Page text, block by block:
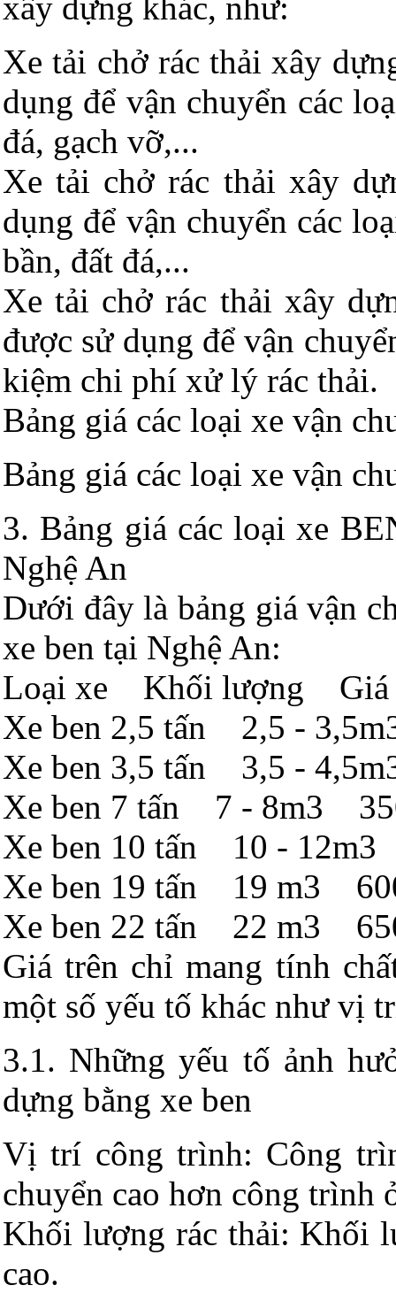
Xe tải chở rác thải xây
dụng để vận chuyển các
đá, gạch vỡ,...
Xe tải chở rác thải xây
dụng để vận chuyển các
bần, đất đá,...
Xe tải chở rác thải xây
được sử dụng để vận
kiệm chi phí xử lý rác thải.
Bảng giá các loại xe vận
Bảng giá các loại xe vận
3. Bảng giá các loại xe
Nghệ An
Dưới đây là bảng giá vận
xe ben tại Nghệ An:
Loại xe Khối lượng Giá
Xe ben 2,5 tấn 2,5 -
Xe ben 3,5 tấn 3,5 -
Xe ben 7 tấn 7 - 8m3
Xe ben 10 tấn 10 -
Xe ben 19 tấn 19 m3
Xe ben 22 tấn 22 m3
Giá trên chỉ mang tính
một số yếu tố khác như vị
3.1. Những yếu tố ảnh
dựng bằng xe ben
Vị trí công trình: Công
chuyển cao hơn công trình
Khối lượng rác thải: Khối
cao.